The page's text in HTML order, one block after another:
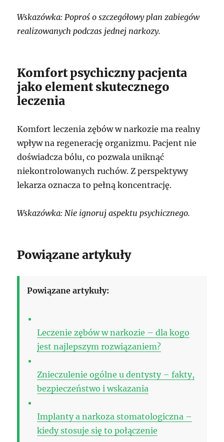
Wskazówka: Poproś o szczegółowy plan zabiegów
realizowanych podczas jednej narkozy.
Komfort psychiczny pacjenta
jako element skutecznego
leczenia
Komfort leczenia zębów w narkozie ma realny
wpływ na regenerację organizmu. Pacjent nie
doświadcza bólu, co pozwala uniknąć
niekontrolowanych ruchów. Z perspektywy
lekarza oznacza to pełną koncentrację.
Wskazówka: Nie ignoruj aspektu psychicznego.
Powiązane artykuły
Powiązane artykuły:
Leczenie zębów w narkozie – dla kogo
jest najlepszym rozwiązaniem?
Znieczulenie ogólne u dentysty – fakty,
bezpieczeństwo i wskazania
Implanty a narkoza stomatologiczna –
kiedy stosuje się to połączenie